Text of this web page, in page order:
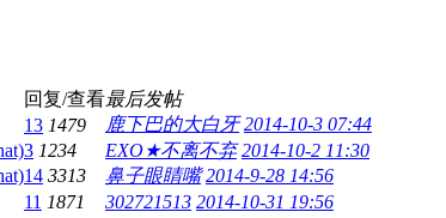
回复/查看最后发帖
13 1479 鹿下巴的大白牙 2014-10-3 07:44
3 1234 EXO★不离不弃 2014-10-2 11:30
14 3313 鼻子眼睛嘴 2014-9-28 14:56
11 1871 302721513 2014-10-31 19:56